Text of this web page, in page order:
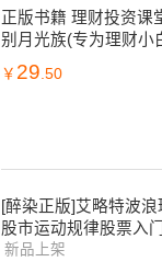
正版书籍 理财投资课
别月光族(专为理财小
白思维理财工具实用
￥ 29.50
[醉染正版]艾略特波
股市运动规律股票入
籍个人理财炒股投资
新品上架